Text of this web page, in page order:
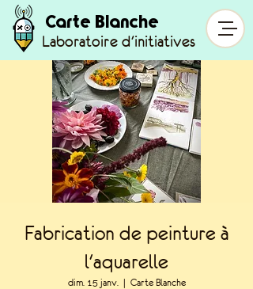
Carte Blanche
Laboratoire d'initiatives
Fabrication de peinture à
l'aquarelle
dim. 15 janv.
  |
Carte Blanche